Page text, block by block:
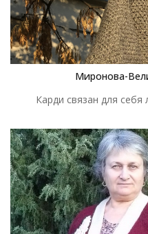
Миронова-
Карди связан для